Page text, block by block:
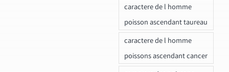
caractere de l homme
poisson ascendant taureau
caractere de l homme
poissons ascendant cancer